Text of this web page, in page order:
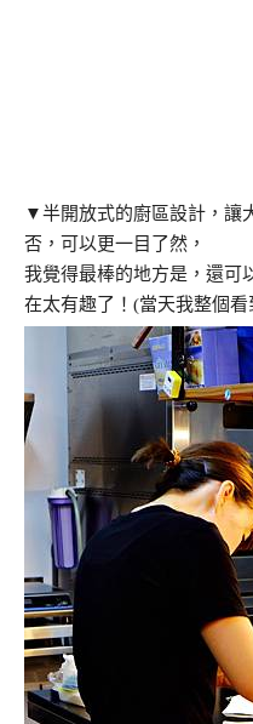
▼半開放式的廚區設計，讓
否，可以更一目了然，
我覺得最棒的地方是，還可
在太有趣了！(當天我整個